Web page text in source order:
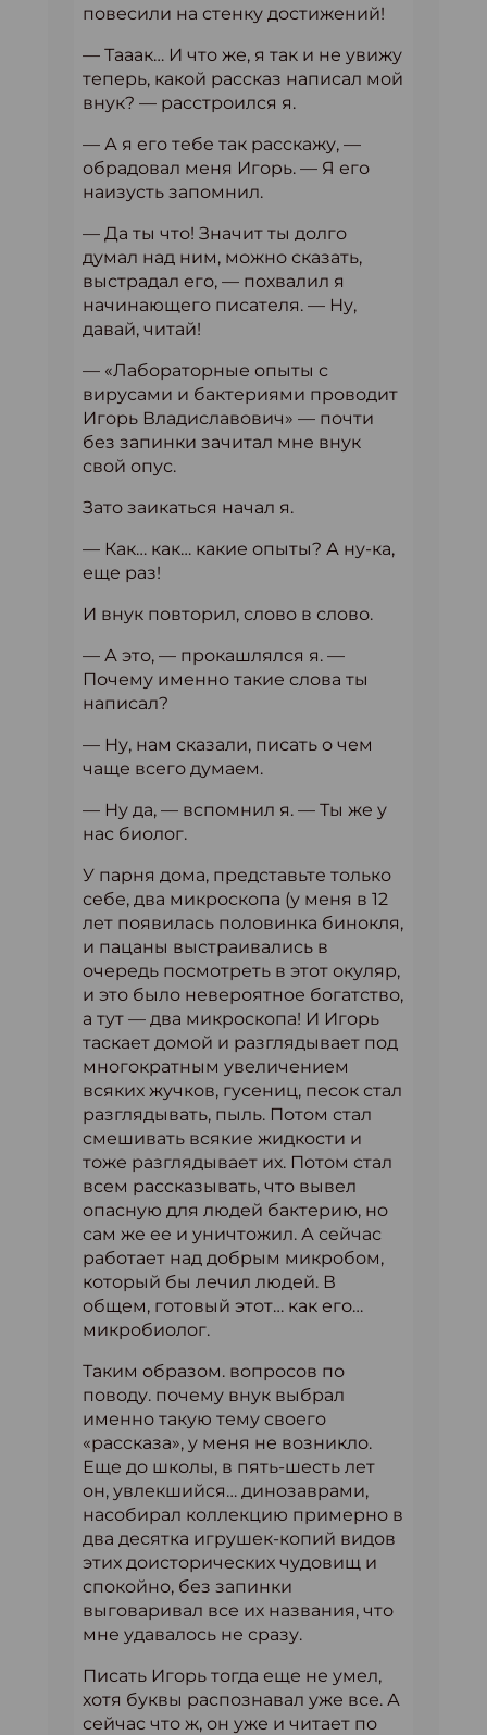
повесили на стенку достижений!
— Тааак… И что же, я так и не увижу
теперь, какой рассказ написал мой
внук? — расстроился я.
— А я его тебе так расскажу, —
обрадовал меня Игорь. — Я его
наизусть запомнил.
— Да ты что! Значит ты долго
думал над ним, можно сказать,
выстрадал его, — похвалил я
начинающего писателя. — Ну,
давай, читай!
— «Лабораторные опыты с
вирусами и бактериями проводит
Игорь Владиславович» — почти
без запинки зачитал мне внук
свой опус.
Зато заикаться начал я.
— Как… как… какие опыты? А ну-ка,
еще раз!
И внук повторил, слово в слово.
— А это, — прокашлялся я. —
Почему именно такие слова ты
написал?
— Ну, нам сказали, писать о чем
чаще всего думаем.
— Ну да, — вспомнил я. — Ты же у
нас биолог.
У парня дома, представьте только
себе, два микроскопа (у меня в 12
лет появилась половинка бинокля,
и пацаны выстраивались в
очередь посмотреть в этот окуляр,
и это было невероятное богатство,
а тут — два микроскопа! И Игорь
таскает домой и разглядывает под
многократным увеличением
всяких жучков, гусениц, песок стал
разглядывать, пыль. Потом стал
смешивать всякие жидкости и
тоже разглядывает их. Потом стал
всем рассказывать, что вывел
опасную для людей бактерию, но
сам же ее и уничтожил. А сейчас
работает над добрым микробом,
который бы лечил людей. В
общем, готовый этот… как его…
микробиолог.
Таким образом. вопросов по
поводу. почему внук выбрал
именно такую тему своего
«рассказа», у меня не возникло.
Еще до школы, в пять-шесть лет
он, увлекшийся… динозаврами,
насобирал коллекцию примерно в
два десятка игрушек-копий видов
этих доисторических чудовищ и
спокойно, без запинки
выговаривал все их названия, что
мне удавалось не сразу.
Писать Игорь тогда еще не умел,
хотя буквы распознавал уже все. А
сейчас что ж, он уже и читает по